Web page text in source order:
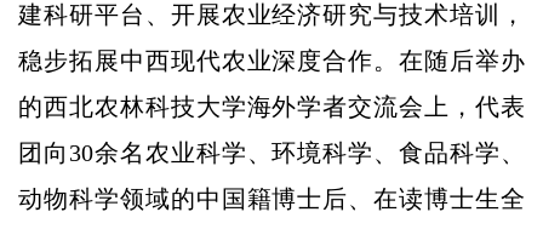
建科研平台、开展农业经济研究与技术培训，
稳步拓展中西现代农业深度合作。在随后举办
的西北农林科技大学海外学者交流会上，代表
团向30余名农业科学、环境科学、食品科学、
动物科学领域的中国籍博士后、在读博士生全